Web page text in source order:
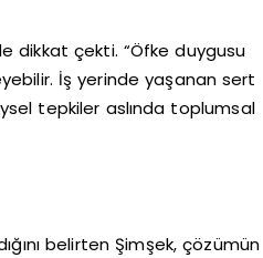
dikkat çekti. “Öfke duygusu
İş yerinde yaşanan sert
tepkiler aslında toplumsal
belirten Şimşek, çözümün